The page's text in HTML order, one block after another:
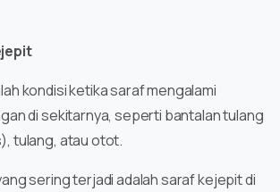
kondisi ketika saraf mengalami
di sekitarnya, seperti bantalan tulang
tulang, atau otot.
sering terjadi adalah saraf kejepit di